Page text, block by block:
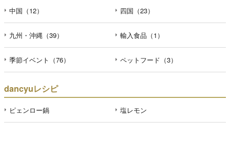
中国（12） 四国（23）
九州・沖縄（39） 輸入食品（1）
季節イベント（76） ペットフード（3）
dancyuレシピ
ピェンロー鍋 塩レモン